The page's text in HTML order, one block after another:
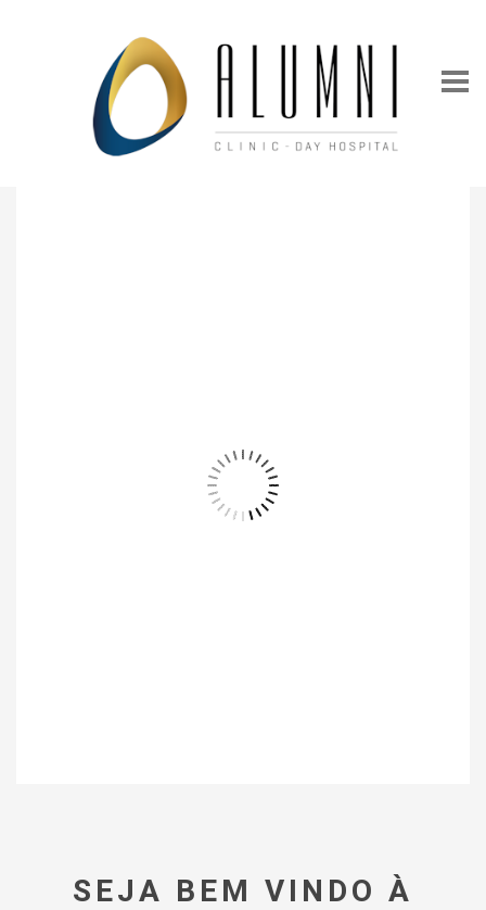
SEJA BEM VINDO À